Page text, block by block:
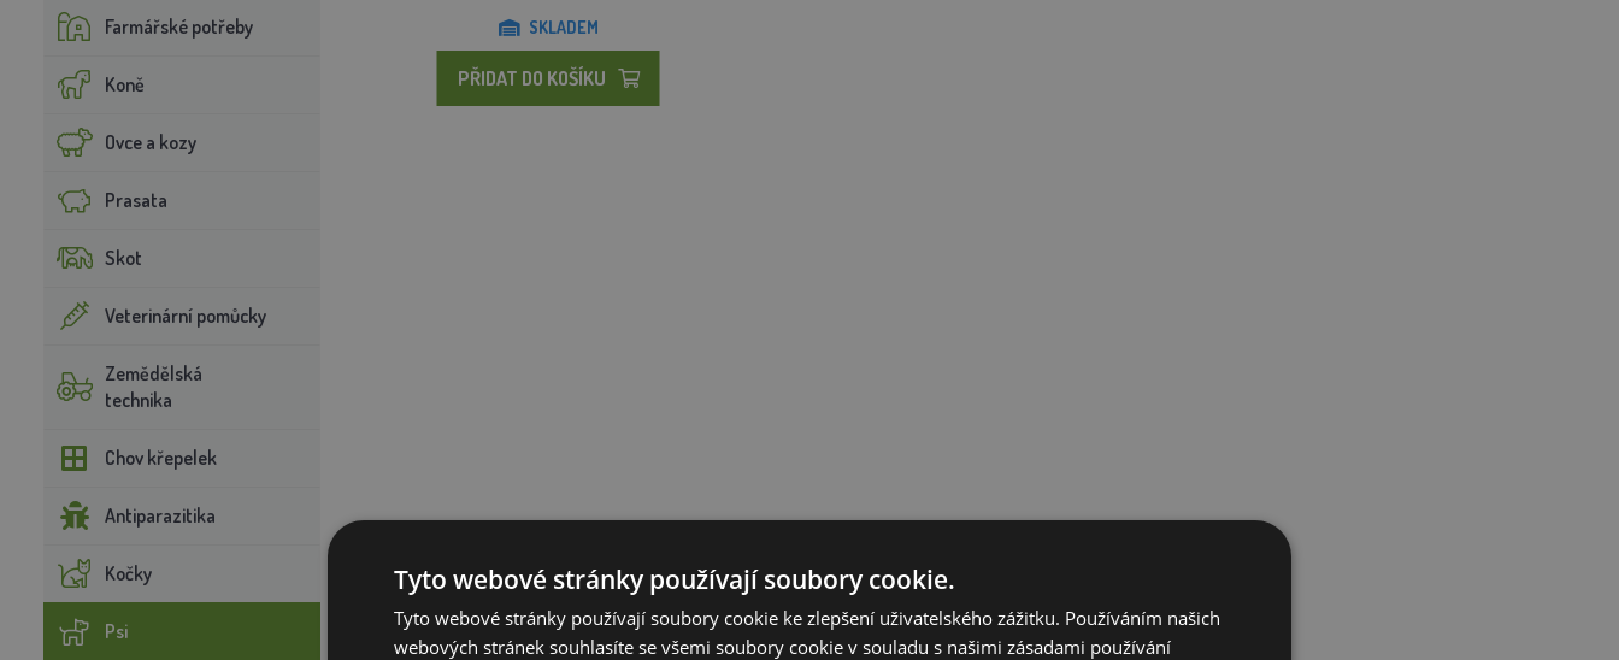
Farmářské potřeby
Koně
Ovce a kozy
Prasata
Skot
Veterinární pomůcky
Zemědělská
technika
Chov křepelek
Antiparazitika
Kočky
Psi
SKLADEM
PŘIDAT DO KOŠÍKU
Tyto webové stránky používají soubory cookie.
Tyto webové stránky používají soubory cookie ke zlepšení uživatelského zážitku. Používáním našich
webových stránek souhlasíte se všemi soubory cookie v souladu s našimi zásadami používání